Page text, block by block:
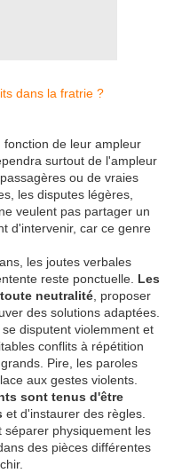
de leur ampleur
surtout de l'ampleur
ou de vraies
les disputes légères,
veulent pas partager un
d'intervenir, car ce genre
les joutes verbales
reste ponctuelle. Les
neutralité , proposer
des solutions adaptées.
disputent violemment et
conflits à répétition
Pire, les paroles
aux gestes violents.
sont tenus d'être
et d'instaurer des règles.
séparer physiquement les
des pièces différentes